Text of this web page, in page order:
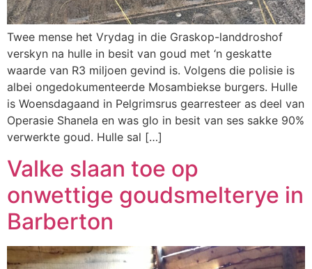
Twee mense het Vrydag in die Graskop-landdroshof
verskyn na hulle in besit van goud met ‘n geskatte
waarde van R3 miljoen gevind is. Volgens die polisie is
albei ongedokumenteerde Mosambiekse burgers. Hulle
is Woensdagaand in Pelgrimsrus gearresteer as deel van
Operasie Shanela en was glo in besit van ses sakke 90%
verwerkte goud. Hulle sal […]
Valke slaan toe op
onwettige goudsmelterye in
Barberton